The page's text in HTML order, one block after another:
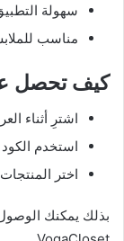
سهولة
مناسب
كيف تحصل
اشترِ أثناء
استخدم الكود SKD22 عند الدفع
اختر
بذلك يمكنك